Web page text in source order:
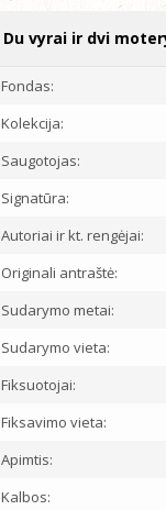
Du vyrai ir dvi
Fondas:
Kolekcija:
Saugotojas:
Signatūra:
Autoriai ir kt. rengėjai:
Originali antraštė:
Sudarymo metai:
Sudarymo vieta:
Fiksuotojai:
Fiksavimo vieta:
Apimtis:
Kalbos: